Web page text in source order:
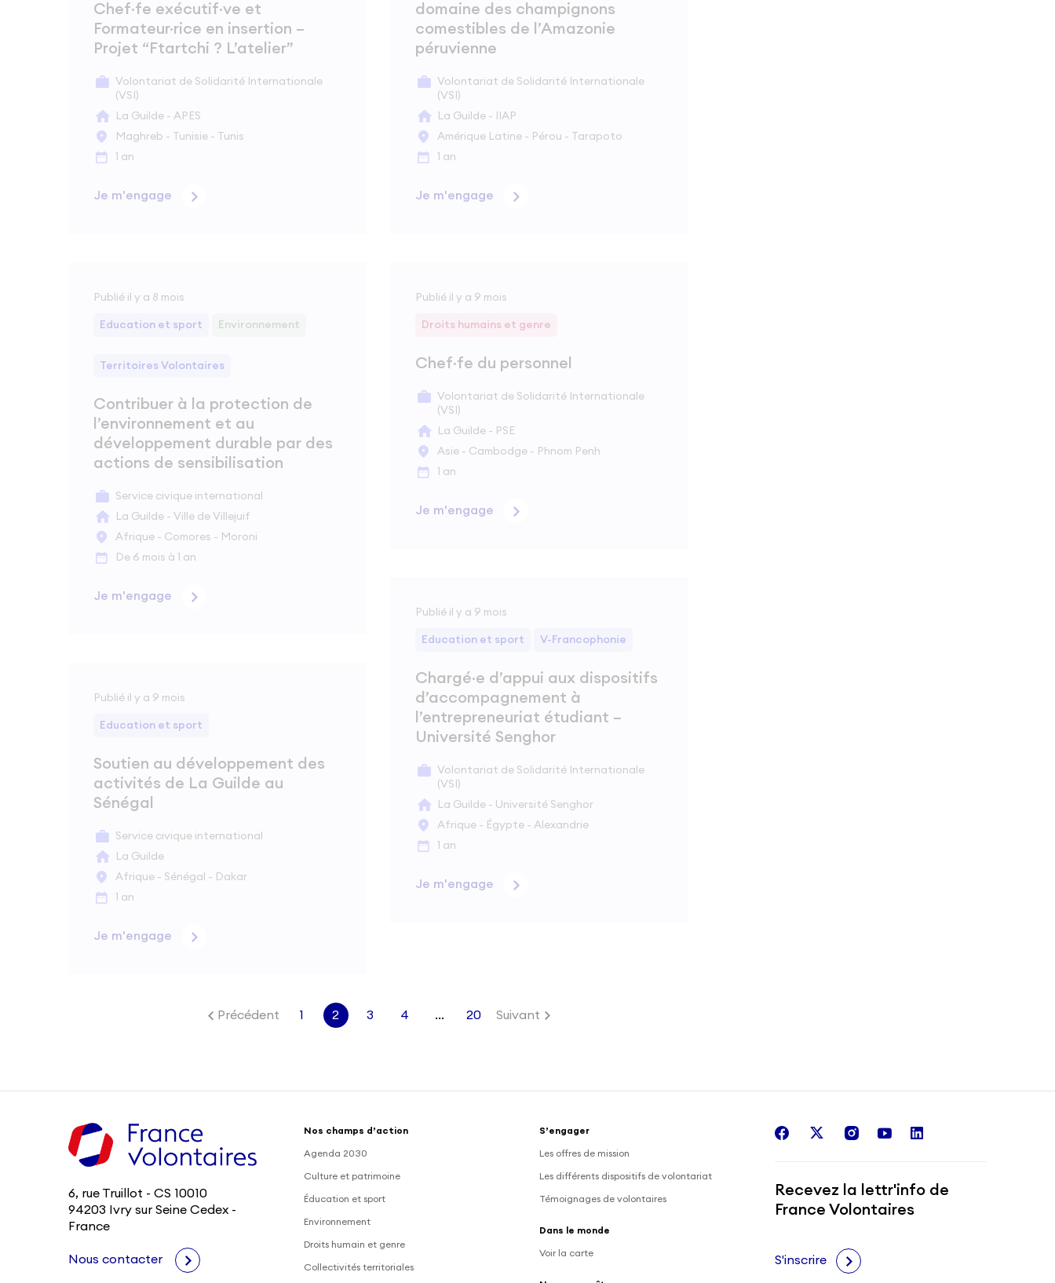
Chef·fe exécutif·ve et
Formateur·rice en insertion –
Projet “Ftartchi ? L’atelier”
Volontariat de Solidarité Internationale
(VSI)
La Guilde - APES
Maghreb - Tunisie - Tunis
1 an
Je m'engage
Education et sport Environnement
Territoires Volontaires
Contribuer à la protection de
l’environnement et au
développement durable par des
actions de sensibilisation
Service civique international
La Guilde - Ville de Villejuif
Afrique - Comores - Moroni
Publié il y a 8 mois
De 6 mois à 1 an
Je m'engage
Education et sport
Soutien au développement des
activités de La Guilde au
Sénégal
Service civique international
La Guilde
Afrique - Sénégal - Dakar
Publié il y a 9 mois
1 an
Je m'engage
domaine des champignons
comestibles de l’Amazonie
péruvienne
Volontariat de Solidarité Internationale
(VSI)
La Guilde - IIAP
Amérique Latine - Pérou - Tarapoto
1 an
Je m'engage
Droits humains et genre
Chef·fe du personnel
Volontariat de Solidarité Internationale
(VSI)
La Guilde - PSE
Asie - Cambodge - Phnom Penh
Publié il y a 9 mois
1 an
Je m'engage
Education et sport V-Francophonie
Chargé·e d’appui aux dispositifs
d’accompagnement à
l’entrepreneuriat étudiant –
Université Senghor
Volontariat de Solidarité Internationale
(VSI)
La Guilde - Université Senghor
Afrique - Égypte - Alexandrie
Publié il y a 9 mois
1 an
Je m'engage
Précédent 1 2 3 4 … 20 Suivant
6, rue Truillot - CS 10010
94203 Ivry sur Seine Cedex -
France
Nous contacter
Nos champs d’action
Agenda 2030
Culture et patrimoine
Éducation et sport
Environnement
Droits humain et genre
Collectivités territoriales
S’engager
Les offres de mission
Les différents dispositifs de volontariat
Témoignages de volontaires
Dans le monde
Voir la carte
facebook
twitterinstagram
youtubelinkedin
Recevez la lettr'info de
France Volontaires
S'inscrire